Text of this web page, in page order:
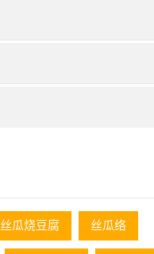
丝瓜烧豆腐 丝瓜络